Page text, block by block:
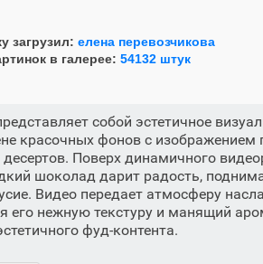
загрузил: елена перевозчикова
в галерее: 54132 штук
собой эстетичное
красочных фонов с
Поверх динамичного
шоколад дарит радость,
Видео передает атмосферу
его нежную текстуру и манящий
фуд-контента.